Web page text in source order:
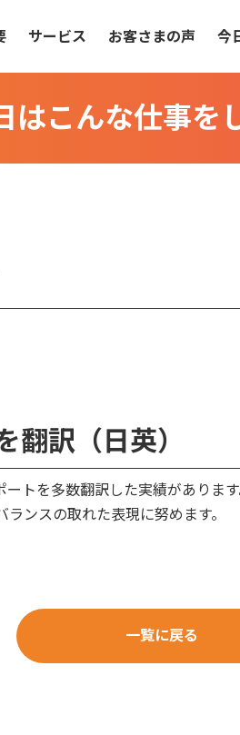
サービス お客さまの声 今
はこんな仕事を
翻訳（日英）
トを多数翻訳した実績があり
ンスの取れた表現に努めます。
一覧に戻る